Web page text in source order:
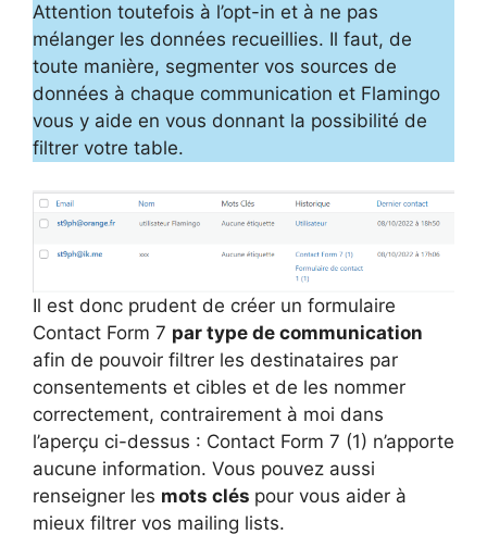
Attention toutefois à l’opt-in et à ne pas
mélanger les données recueillies. Il faut, de
toute manière, segmenter vos sources de
données à chaque communication et Flamingo
vous y aide en vous donnant la possibilité de
filtrer votre table.
Il est donc prudent de créer un formulaire
Contact Form 7 par type de communication
afin de pouvoir filtrer les destinataires par
consentements et cibles et de les nommer
correctement, contrairement à moi dans
l’aperçu ci-dessus : Contact Form 7 (1) n’apporte
aucune information. Vous pouvez aussi
renseigner les mots clés pour vous aider à
mieux filtrer vos mailing lists.